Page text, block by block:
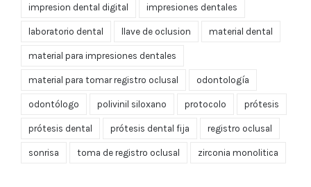
impresion dental digital impresiones dentales
laboratorio dental llave de oclusion material dental
material para impresiones dentales
material para tomar registro oclusal odontología
odontólogo polivinil siloxano protocolo prótesis
prótesis dental prótesis dental fija registro oclusal
sonrisa toma de registro oclusal zirconia monolitica